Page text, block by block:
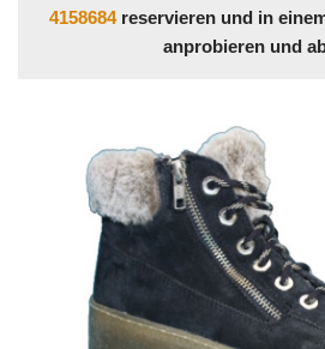
4158684reservieren und in
anprobieren und